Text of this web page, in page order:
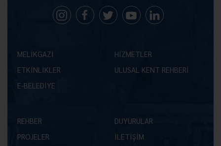
MELİKGAZİ
HİZMETLER
ETKİNLİKLER
ULUSAL KENT REHBERİ
E-BELEDİYE
REHBER
DUYURULAR
PROJELER
İLETİŞİM